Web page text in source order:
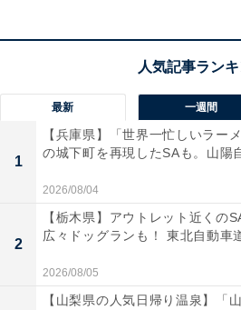
最新 一週間
1
【兵庫県】「世界一忙しいラー
の城下町を再現したSAも。山陽
2026/08/04
2
【栃木県】アウトレット近くの
広々ドッグランも！ 東北自動車
2026/08/05
【山梨県の人気日帰り温泉】「